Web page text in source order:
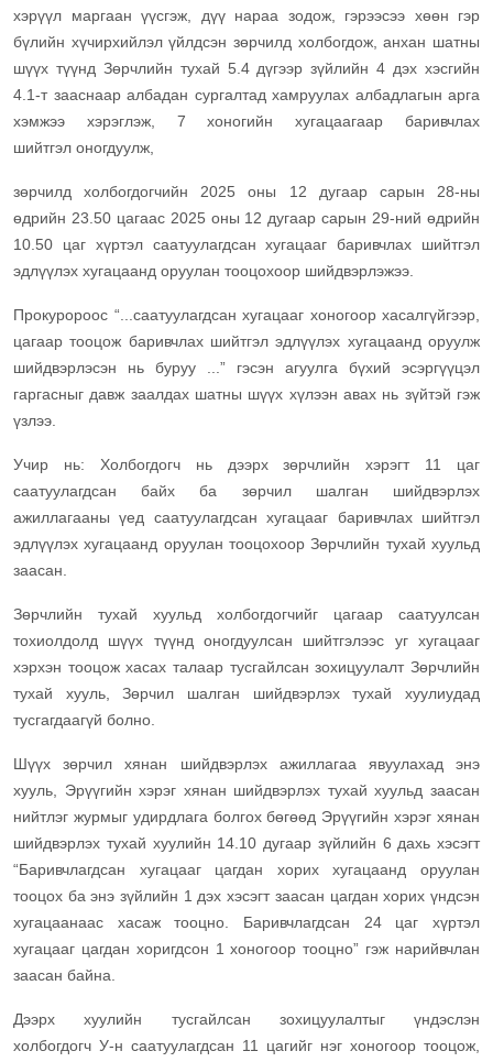
хэрүүл маргаан үүсгэж, дүү нараа зодож, гэрээсээ хөөн гэр
бүлийн хүчирхийлэл үйлдсэн зөрчилд холбогдож, анхан шатны
шүүх түүнд Зөрчлийн тухай 5.4 дүгээр зүйлийн 4 дэх хэсгийн
4.1-т зааснаар албадан сургалтад хамруулах албадлагын арга
хэмжээ хэрэглэж, 7
хоногийн хугацаагаар баривчлах
шийтгэл оногдуулж,
зөрчилд холбогдогчийн 2025 оны 12 дугаар сарын 28-ны
өдрийн 23.50 цагаас 2025 оны 12 дугаар сарын 29-ний өдрийн
10.50 цаг хүртэл саатуулагдсан хугацааг баривчлах шийтгэл
эдлүүлэх хугацаанд оруулан тооцохоор шийдвэрлэжээ.
Прокуророос “...саатуулагдсан хугацааг хоногоор хасалгүйгээр,
цагаар тооцож баривчлах шийтгэл эдлүүлэх хугацаанд оруулж
шийдвэрлэсэн нь буруу ...” гэсэн агуулга бүхий эсэргүүцэл
гаргасныг давж заалдах шатны шүүх хүлээн авах нь зүйтэй гэж
үзлээ.
Учир нь: Холбогдогч нь дээрх зөрчлийн хэрэгт 11 цаг
саатуулагдсан байх ба зөрчил шалган шийдвэрлэх
ажиллагааны үед саатуулагдсан хугацааг баривчлах шийтгэл
эдлүүлэх хугацаанд оруулан тооцохоор Зөрчлийн тухай хуульд
заасан.
Зөрчлийн тухай хуульд холбогдогчийг цагаар саатуулсан
тохиолдолд шүүх түүнд оногдуулсан шийтгэлээс уг хугацааг
хэрхэн тооцож хасах талаар тусгайлсан зохицуулалт Зөрчлийн
тухай хууль, Зөрчил шалган шийдвэрлэх тухай хуулиудад
тусгагдаагүй болно.
Шүүх зөрчил хянан шийдвэрлэх ажиллагаа явуулахад энэ
хууль, Эрүүгийн хэрэг хянан шийдвэрлэх тухай хуульд заасан
нийтлэг журмыг удирдлага болгох бөгөөд Эрүүгийн хэрэг хянан
шийдвэрлэх тухай хуулийн 14.10 дугаар зүйлийн 6 дахь хэсэгт
“Баривчлагдсан хугацааг цагдан хорих хугацаанд оруулан
тооцох ба энэ зүйлийн 1 дэх хэсэгт заасан цагдан хорих үндсэн
хугацаанаас хасаж тооцно. Баривчлагдсан 24 цаг хүртэл
хугацааг цагдан хоригдсон 1 хоногоор тооцно” гэж нарийвчлан
заасан байна.
Дээрх хуулийн тусгайлсан зохицуулалтыг үндэслэн
холбогдогч У-н саатуулагдсан 11 цагийг нэг хоногоор тооцож,